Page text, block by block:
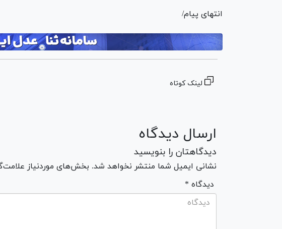
انتهای پیام/
لینک کوتاه
ارسال دیدگاه
دیدگاهتان را بنویسید
نشانی ایمیل شما منتشر نخواهد شد. بخش‌های موردنیاز
* دیدگاه